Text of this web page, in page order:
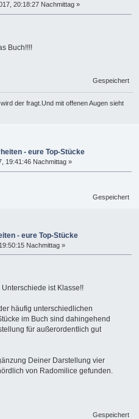
20:18:27 Nachmittag »
Buch!!!!
Gespeichert
der fragt.Und mit offenen Augen sieht
- eure Top-Stücke
19:41:46 Nachmittag »
Gespeichert
- eure Top-Stücke
Nachmittag »
ist Klasse!!
häufig unterschiedlichen
im Buch sind dahingehend
für außerordentlich gut
Deiner Darstellung vier
von Radomilice gefunden.
Gespeichert